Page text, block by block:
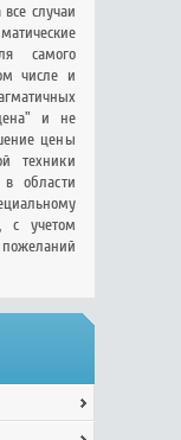
случаи
самого
числе и
и не
цены
техники
области
с учетом
пожеланий